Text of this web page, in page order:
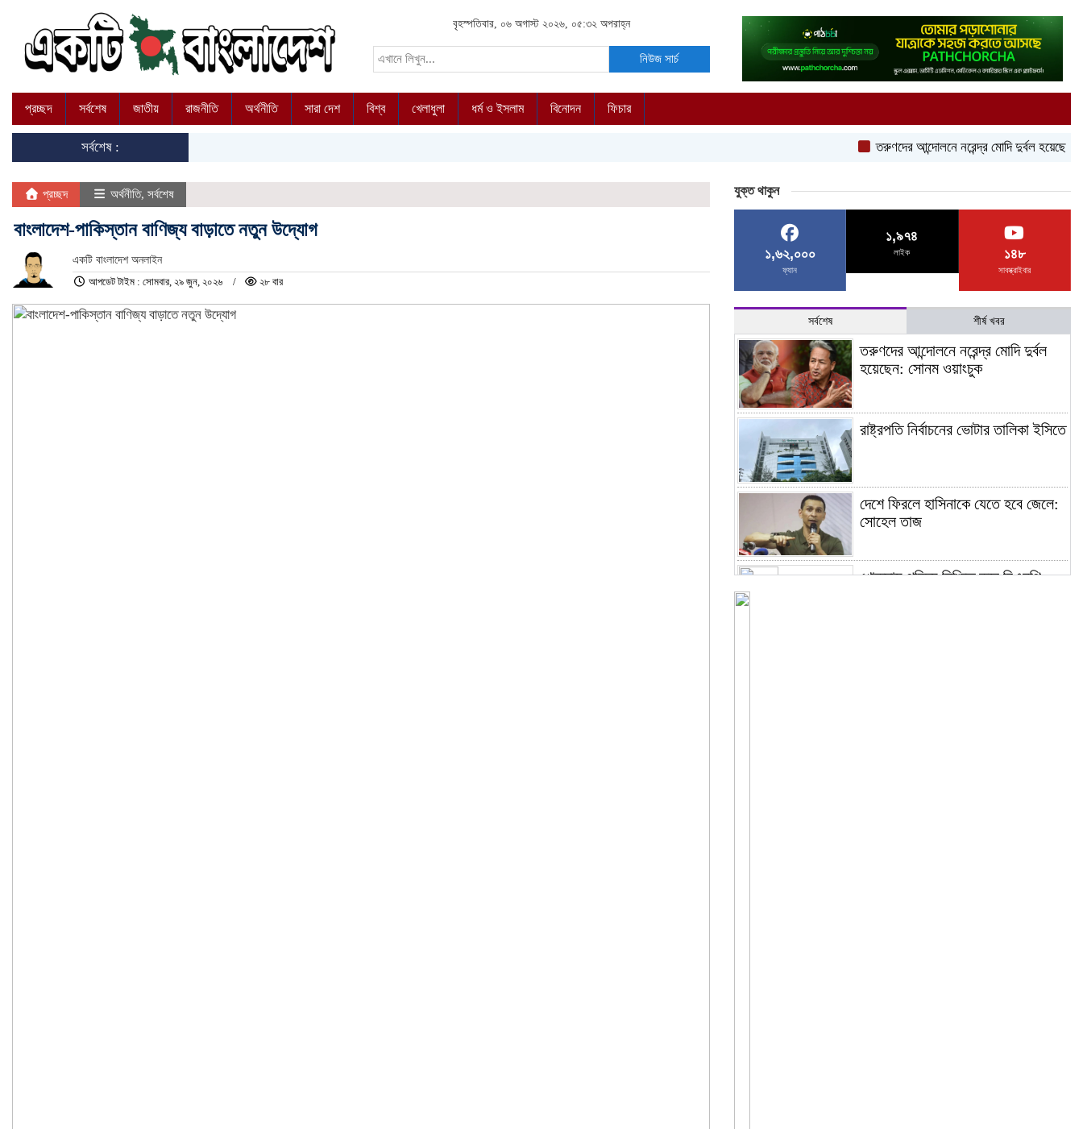
বৃহস্পতিবার, ০৬ অগাস্ট ২০২৬, ০৫:৩২ অপরাহ্ন
নিউজ সার্চ
প্রচ্ছদ সর্বশেষ জাতীয় রাজনীতি অর্থনীতি সারা দেশ বিশ্ব খেলাধুলা ধর্ম ও ইসলাম বিনোদন ফিচার
সর্বশেষ : তরুণদের আন্দোলনে নরেন্দ্র মোদি দুর্বল হয়েছেন: সোনম
প্রচ্ছদ অর্থনীতি, সর্বশেষ
বাংলাদেশ-পাকিস্তান বাণিজ্য বাড়াতে নতুন উদ্যোগ
একটি বাংলাদেশ অনলাইন
আপডেট টাইম : সোমবার, ২৯ জুন, ২০২৬
২৮ বার
যুক্ত থাকুন
১,৬২,০০০
ফ্যান
১,৯৭৪
লাইক ১৪৮
সাবস্ক্রাইবার
সর্বশেষ শীর্ষ খবর
তরুণদের আন্দোলনে নরেন্দ্র মোদি দুর্বল
হয়েছেন: সোনম ওয়াংচুক
রাষ্ট্রপতি নির্বাচনের ভোটার তালিকা ইসিতে
দেশে ফিরলে হাসিনাকে যেতে হবে জেলে:
সোহেল তাজ
খোকসায় পরিচয় নিশ্চিত করে বিএনপি